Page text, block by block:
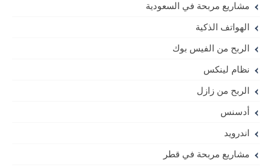
مشاريع مربحة في السعودية
الهواتف الذكية
الربح من الفيس بوك
نظام لينكس
الربح من زازل
أدسنس
اندرويد
مشاريع مربحة في قطر